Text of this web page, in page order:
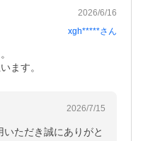
2026/6/16
xgh*****さん
ます。
2026/7/15
ただき誠にありがと